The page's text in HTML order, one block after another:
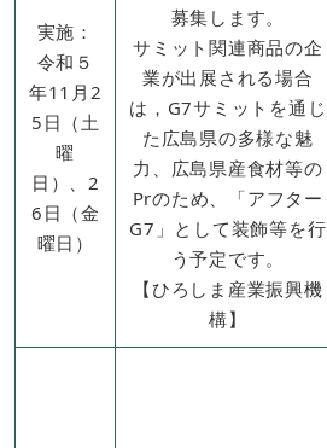
実施：
令和５
年11月2
5日（土
曜
日）、2
6日（金
曜日）
募集します。
サミット関連商品の企
業が出展される場合
は，G7サミットを通じ
た広島県の多様な魅
力、広島県産食材等の
Prのため、「アフター
G7」として装飾等を行
う予定です。
【ひろしま産業振興機
構】